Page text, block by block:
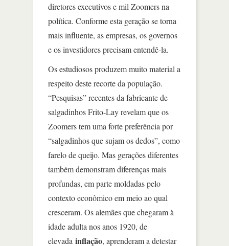
diretores executivos e mil Zoomers na
política. Conforme esta geração se torna
mais influente, as empresas, os governos
e os investidores precisam entendê-la.
Os estudiosos produzem muito material a
respeito deste recorte da população.
“Pesquisas” recentes da fabricante de
salgadinhos Frito-Lay revelam que os
Zoomers tem uma forte preferência por
“salgadinhos que sujam os dedos”, como
farelo de queijo. Mas gerações diferentes
também demonstram diferenças mais
profundas, em parte moldadas pelo
contexto econômico em meio ao qual
cresceram. Os alemães que chegaram à
idade adulta nos anos 1920, de
elevada inflação, aprenderam a detestar